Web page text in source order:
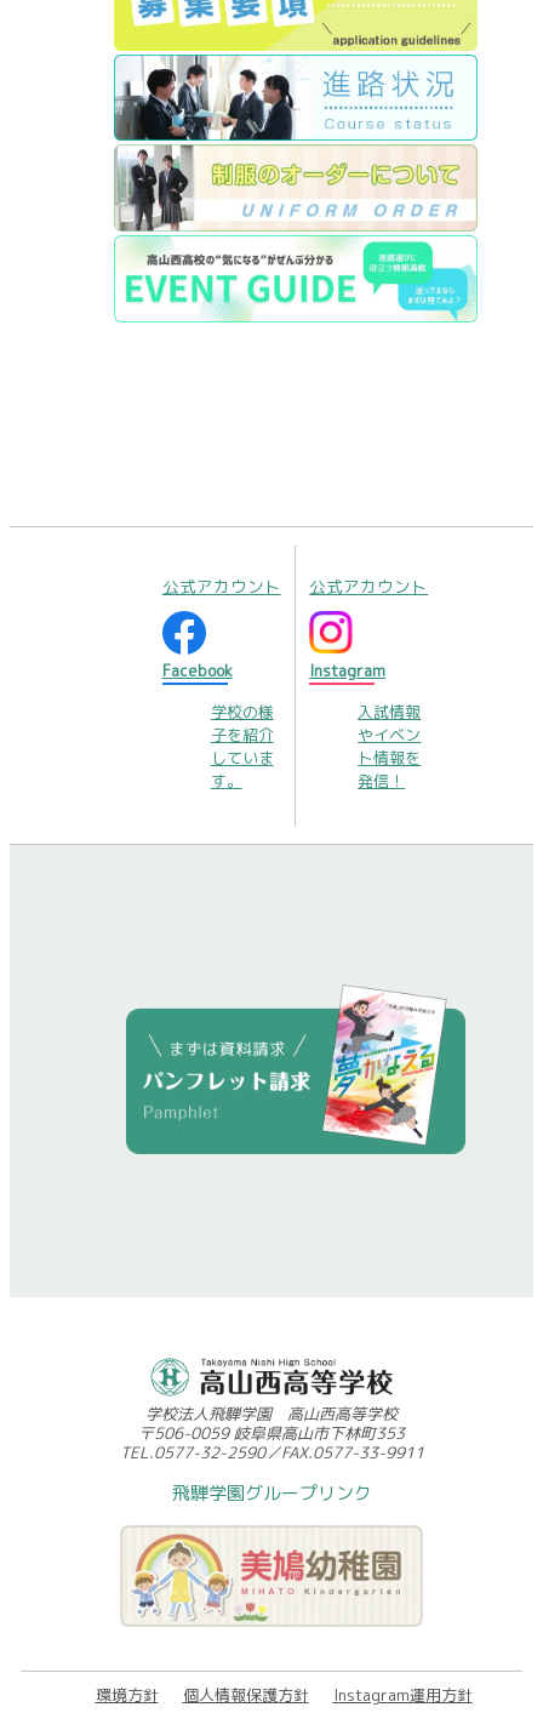
公式アカウント
Facebook
学校の様
子を紹介
していま
す。
公式アカウント
Instagram
入試情報
やイベン
ト情報を
発信！
学校法人飛騨学園 高山西高等学校
〒506-0059 岐阜県高山市下林町353
TEL.0577-32-2590／FAX.0577-33-9911
飛騨学園グループリンク
環境方針 個人情報保護方針 Instagram運用方針